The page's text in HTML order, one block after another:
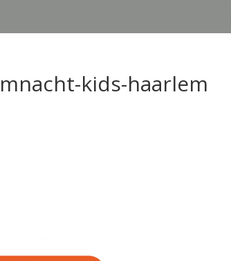
kids-haarlem